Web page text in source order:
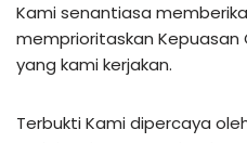
Kami senantiasa
memprioritaskan
yang kami kerjakan.
Terbukti Kami dipercaya